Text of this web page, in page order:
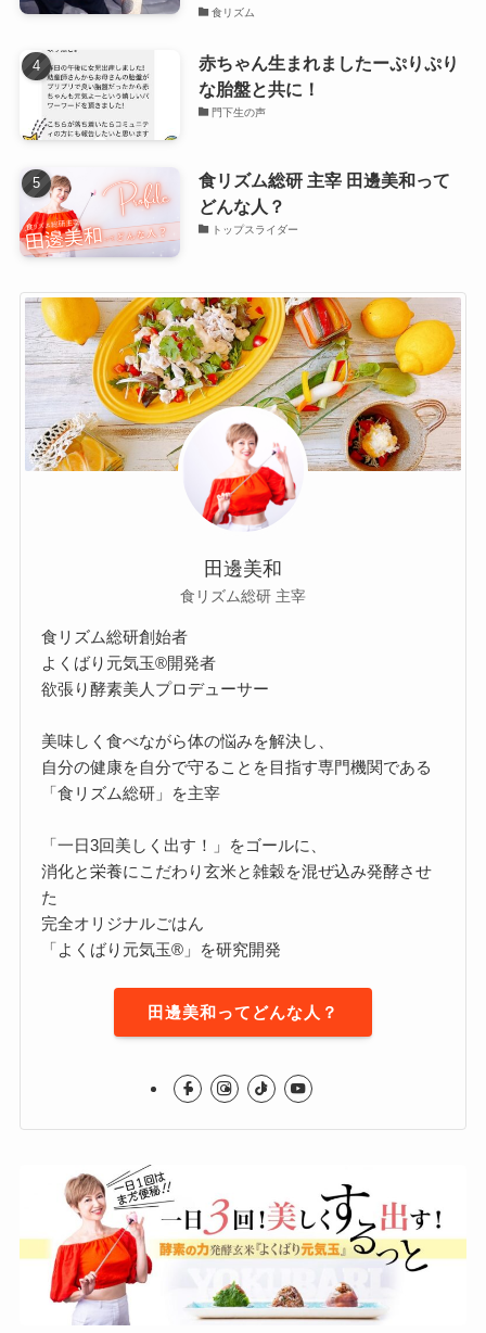
食リズム
赤ちゃん生まれましたーぷりぷり
な胎盤と共に！
門下生の声
食リズム総研 主宰 田邊美和って
どんな人？
トップスライダー
田邊美和
食リズム総研 主宰
食リズム総研創始者
よくばり元気玉®開発者
欲張り酵素美人プロデューサー
美味しく食べながら体の悩みを解決し、
自分の健康を自分で守ることを目指す専門機関である
「食リズム総研」を主宰
「一日3回美しく出す！」をゴールに、
消化と栄養にこだわり玄米と雑穀を混ぜ込み発酵させ
た
完全オリジナルごはん
「よくばり元気玉®」を研究開発
田邊美和ってどんな人？